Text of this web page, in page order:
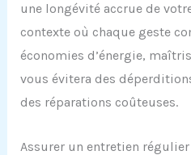
une longévité accrue de
contexte où chaque geste
économies d’énergie,
vous évitera des
des réparations coûteuses.
Assurer un entretien